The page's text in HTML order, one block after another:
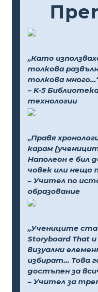
„Като
толкова
толкова
– K-5
технологии
„Правя
карам
Наполеон е бил
човек или нещо
– Учител по
образование
„Учениците
Storyboard That
визуални
избират... Това
достъпен за
– Учител за